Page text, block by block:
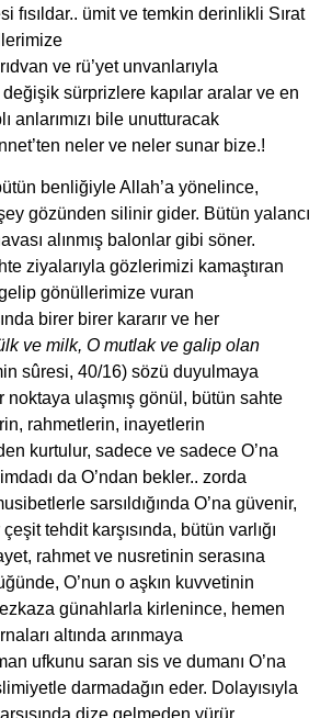
fısıldar.. ümit ve temkin derinlikli Sırat
ve rü’yet unvanlarıyla
değişik sürprizlere kapılar aralar ve en
anlarımızı bile unutturacak
neler ve neler sunar bize.!
benliğiyle Allah’a yönelince,
gözünden silinir gider. Bütün yalancı
alınmış balonlar gibi söner.
ziyalarıyla gözlerimizi kamaştıran
gelip gönüllerimize vuran
birer birer kararır ve her
ve milk, O mutlak ve galip olan
sûresi, 40/16) sözü duyulmaya
noktaya ulaşmış gönül, bütün sahte
rahmetlerin, inayetlerin
kurtulur, sadece ve sadece O’na
da O’ndan bekler.. zorda
sarsıldığında O’na güvenir,
tehdit karşısında, bütün varlığı
rahmet ve nusretinin serasına
O’nun o aşkın kuvvetinin
günahlarla kirlenince, hemen
altında arınmaya
ufkunu saran sis ve dumanı O’na
darmadağın eder. Dolayısıyla
dize gelmeden yürür